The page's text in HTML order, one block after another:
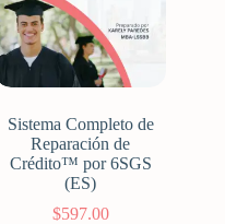
Sistema Completo de
Reparación de
Crédito™ por 6SGS
(ES)
$597.00